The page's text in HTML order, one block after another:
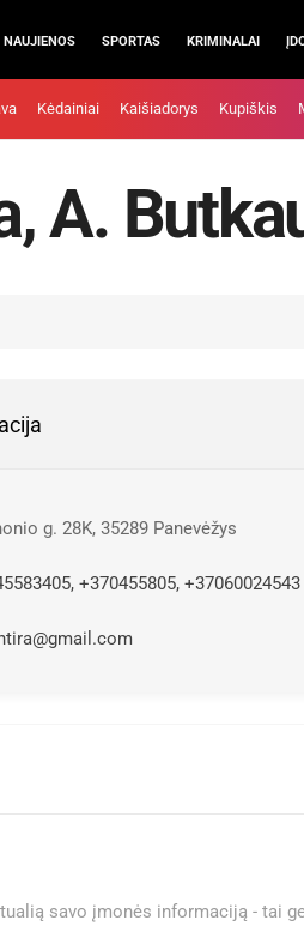
NAUJIENOS SPORTAS KRIMINALAI
Kėdainiai Kaišiadorys Kupiškis
A.
g. 28K, 35289 Panevėžys
+370455805, +37060024543
savo įmonės informaciją - tai